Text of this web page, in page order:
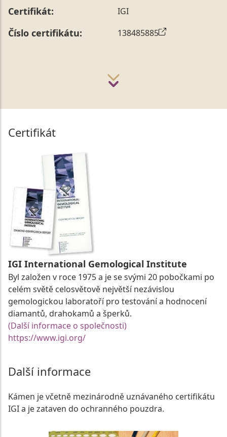
Certifikát: IGI
Číslo certifikátu: 138485885
Certifikát
IGI International Gemological Institute
Byl založen v roce 1975 a je se svými 20 pobočkami po
celém světě celosvětově největší nezávislou
gemologickou laboratoří pro testování a hodnocení
diamantů, drahokamů a šperků.
(Další informace o společnosti)
https://www.igi.org/
Další informace
Kámen je včetně mezinárodně uznávaného certifikátu
IGI a je zataven do ochranného pouzdra.